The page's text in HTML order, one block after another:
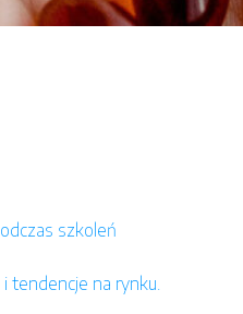
szkoleń
tendencje na rynku.